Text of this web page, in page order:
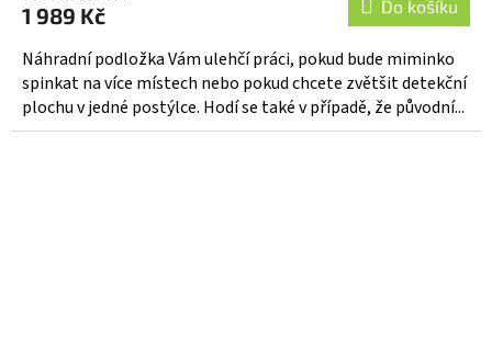
produktu
je
5,0
z
5
hvězdiček.
1 989 Kč Do košíku
Náhradní podložka Vám ulehčí práci, pokud bude miminko
spinkat na více místech nebo pokud chcete zvětšit detekční
plochu v jedné postýlce. Hodí se také v případě, že původní...